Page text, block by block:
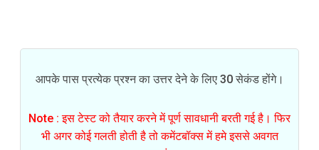
आपके पास प्रत्येक प्रश्न का उत्तर देने के लिए 30 सेकंड होंगे।
Note : इस टेस्ट को तैयार करने में पूर्ण सावधानी बरती गई है। फिर
भी अगर कोई गलती होती है तो कमेंटबॉक्स में हमे इससे अवगत